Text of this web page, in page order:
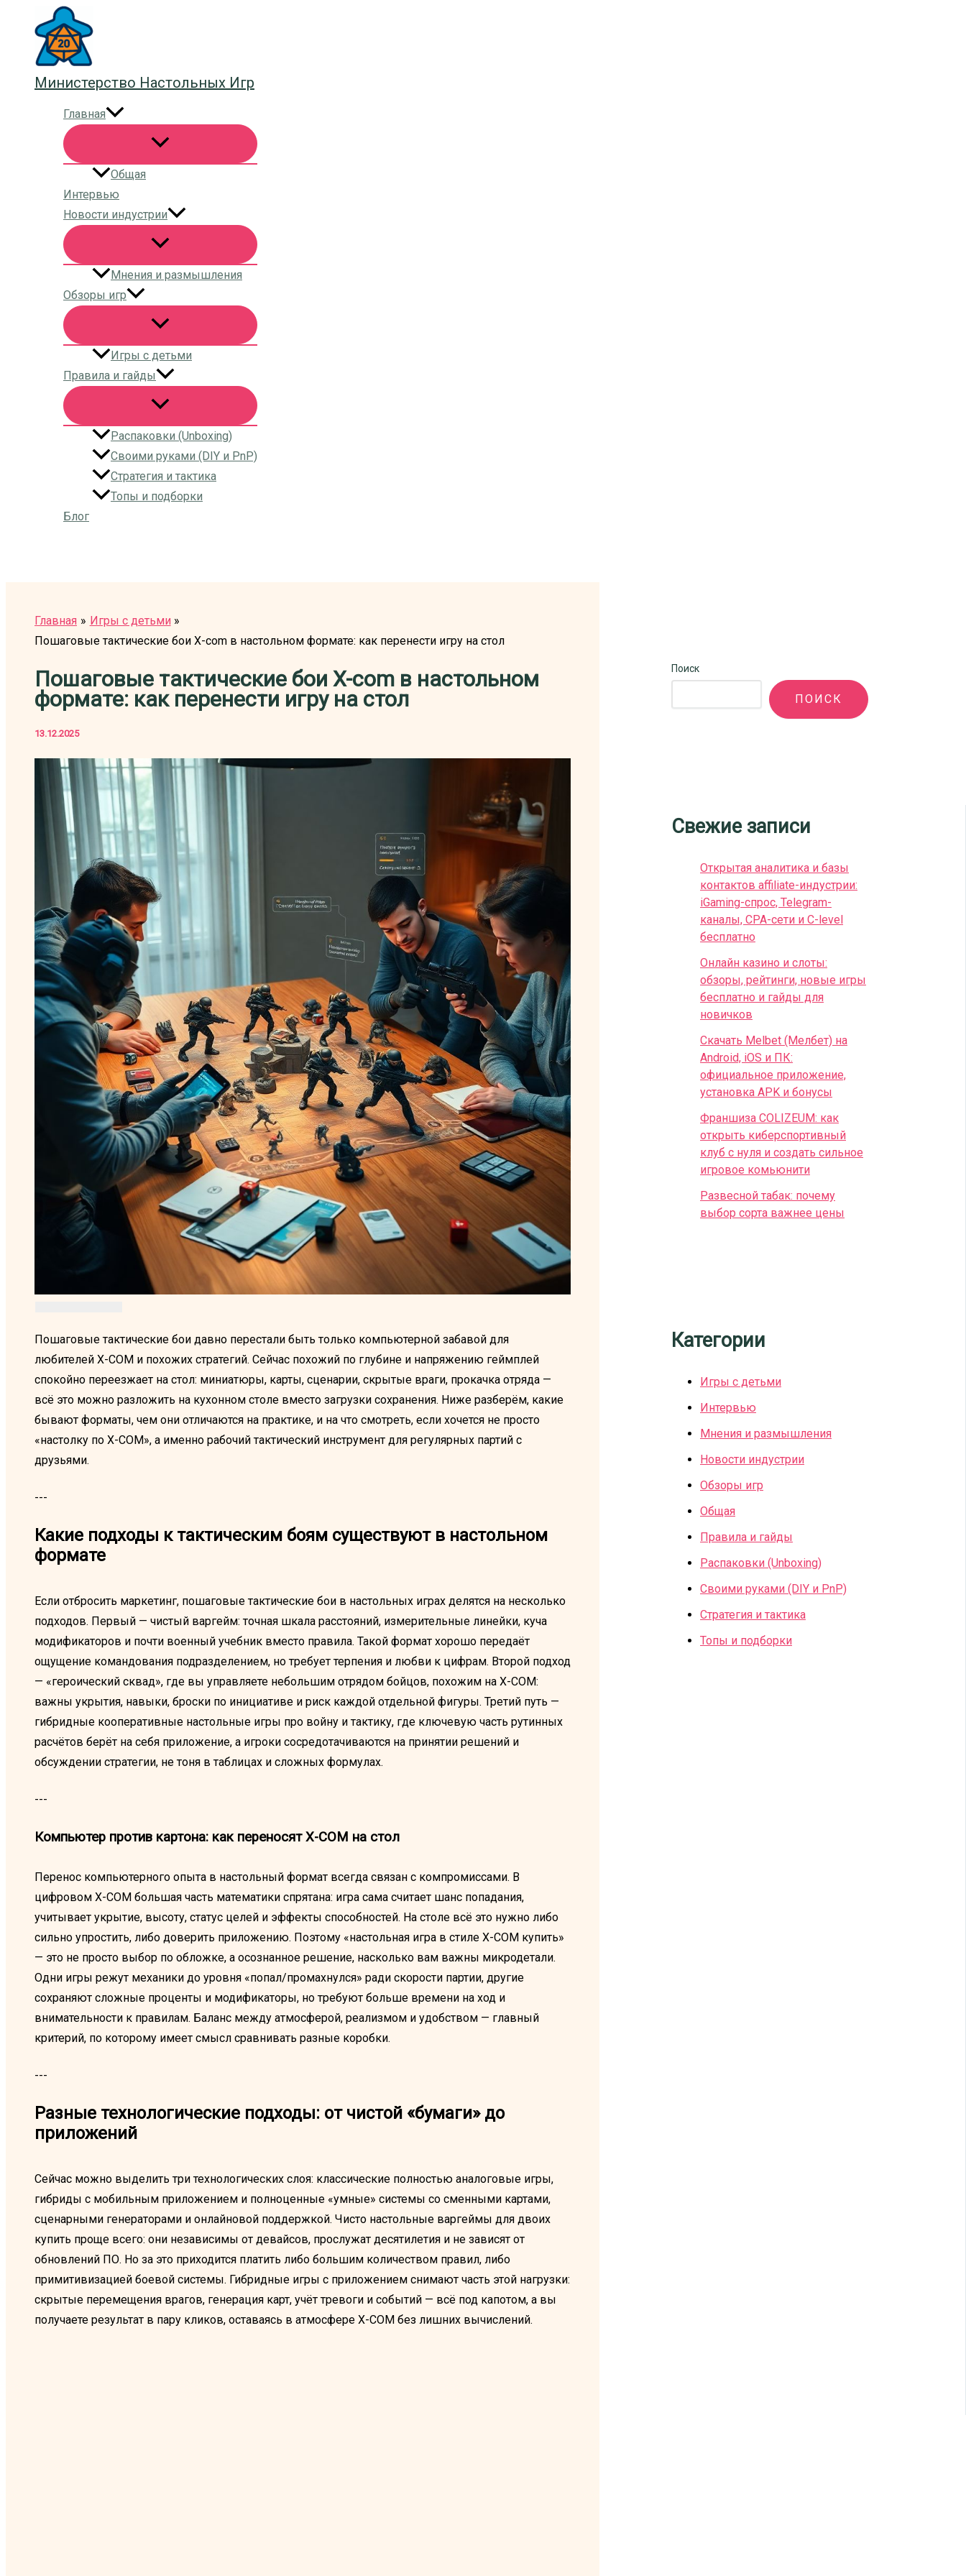
содержимому
Министерство Настольных Игр
Главная
Общая
Интервью
Новости индустрии
Мнения и размышления
Обзоры игр
Игры с детьми
Правила и гайды
Распаковки (Unboxing)
Своими руками (DIY и PnP)
Стратегия и тактика
Топы и подборки
Блог
Главная
Игры с детьми
Пошаговые тактические бои X-com в настольном формате: как перенести игру на стол
Пошаговые тактические бои X-com в настольном
формате: как перенести игру на стол
13.12.2025
Пошаговые тактические бои давно перестали быть только компьютерной забавой для
любителей X-COM и похожих стратегий. Сейчас похожий по глубине и напряжению геймплей
спокойно переезжает на стол: миниатюры, карты, сценарии, скрытые враги, прокачка отряда —
всё это можно разложить на кухонном столе вместо загрузки сохранения. Ниже разберём, какие
бывают форматы, чем они отличаются на практике, и на что смотреть, если хочется не просто
«настолку по X-COM», а именно рабочий тактический инструмент для регулярных партий с
друзьями.
---
Какие подходы к тактическим боям существуют в настольном
формате
Если отбросить маркетинг, пошаговые тактические бои в настольных играх делятся на несколько
подходов. Первый — чистый варгейм: точная шкала расстояний, измерительные линейки, куча
модификаторов и почти военный учебник вместо правила. Такой формат хорошо передаёт
ощущение командования подразделением, но требует терпения и любви к цифрам. Второй подход
— «героический сквад», где вы управляете небольшим отрядом бойцов, похожим на X-COM:
важны укрытия, навыки, броски по инициативе и риск каждой отдельной фигуры. Третий путь —
гибридные кооперативные настольные игры про войну и тактику, где ключевую часть рутинных
расчётов берёт на себя приложение, а игроки сосредотачиваются на принятии решений и
обсуждении стратегии, не тоня в таблицах и сложных формулах.
---
Компьютер против картона: как переносят X-COM на стол
Перенос компьютерного опыта в настольный формат всегда связан с компромиссами. В
цифровом X-COM большая часть математики спрятана: игра сама считает шанс попадания,
учитывает укрытие, высоту, статус целей и эффекты способностей. На столе всё это нужно либо
сильно упростить, либо доверить приложению. Поэтому «настольная игра в стиле X-COM купить»
— это не просто выбор по обложке, а осознанное решение, насколько вам важны микродетали.
Одни игры режут механики до уровня «попал/промахнулся» ради скорости партии, другие
сохраняют сложные проценты и модификаторы, но требуют больше времени на ход и
внимательности к правилам. Баланс между атмосферой, реализмом и удобством — главный
критерий, по которому имеет смысл сравнивать разные коробки.
---
Разные технологические подходы: от чистой «бумаги» до
приложений
Сейчас можно выделить три технологических слоя: классические полностью аналоговые игры,
гибриды с мобильным приложением и полноценные «умные» системы со сменными картами,
сценарными генераторами и онлайновой поддержкой. Чисто настольные варгеймы для двоих
купить проще всего: они независимы от девайсов, прослужат десятилетия и не зависят от
обновлений ПО. Но за это приходится платить либо большим количеством правил, либо
примитивизацией боевой системы. Гибридные игры с приложением снимают часть этой нагрузки:
скрытые перемещения врагов, генерация карт, учёт тревоги и событий — всё под капотом, а вы
получаете результат в пару кликов, оставаясь в атмосфере X-COM без лишних вычислений.
Поиск
ПОИСК
Свежие записи
Открытая аналитика и базы
контактов affiliate-индустрии:
iGaming-спрос, Telegram-
каналы, CPA-сети и C-level
бесплатно
Онлайн казино и слоты:
обзоры, рейтинги, новые игры
бесплатно и гайды для
новичков
Скачать Melbet (Мелбет) на
Android, iOS и ПК:
официальное приложение,
установка APK и бонусы
Франшиза COLIZEUM: как
открыть киберспортивный
клуб с нуля и создать сильное
игровое комьюнити
Развесной табак: почему
выбор сорта важнее цены
Категории
Игры с детьми
Интервью
Мнения и размышления
Новости индустрии
Обзоры игр
Общая
Правила и гайды
Распаковки (Unboxing)
Своими руками (DIY и PnP)
Стратегия и тактика
Топы и подборки